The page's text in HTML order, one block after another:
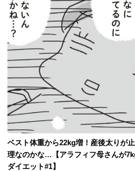
ベスト体重から22kg増！産後太りが
理なのかな…【アラフィフ母さんが
ダイエット#1】